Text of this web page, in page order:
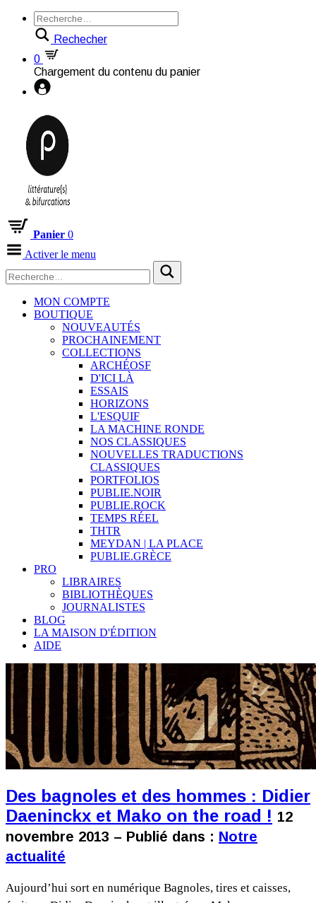
Rechecher
0
Chargement du contenu du panier
Panier 0
Activer le menu
MON COMPTE
BOUTIQUE
NOUVEAUTÉS
PROCHAINEMENT
COLLECTIONS
ARCHÉOSF
D'ICI LÀ
ESSAIS
HORIZONS
L'ESQUIF
LA MACHINE RONDE
NOS CLASSIQUES
NOUVELLES TRADUCTIONS
CLASSIQUES
PORTFOLIOS
PUBLIE.NOIR
PUBLIE.ROCK
TEMPS RÉEL
THTR
MEYDAN | LA PLACE
PUBLIE.GRÈCE
PRO
LIBRAIRES
BIBLIOTHÈQUES
JOURNALISTES
BLOG
LA MAISON D'ÉDITION
AIDE
Des bagnoles et des hommes : Didier
Daeninckx et Mako on the road ! 12
novembre 2013 – Publié dans : Notre
actualité
Aujourd’hui sort en numérique Bagnoles, tires et caisses,